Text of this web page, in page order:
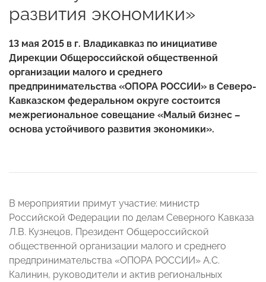
развития экономики»
13 мая 2015 в г. Владикавказ по инициативе
Дирекции Общероссийской общественной
организации малого и среднего
предпринимательства «ОПОРА РОССИИ» в Северо-
Кавказском федеральном округе состоится
межрегиональное совещание «Малый бизнес –
основа устойчивого развития экономики».
В мероприятии примут участие: министр
Российской Федерации по делам Северного Кавказа
Л.В. Кузнецов, Президент Общероссийской
общественной организации малого и среднего
предпринимательства «ОПОРА РОССИИ» А.С.
Калинин, руководители и актив региональных